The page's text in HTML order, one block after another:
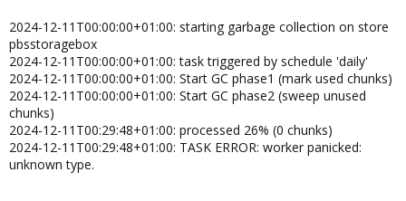
2024-12-11T00:00:00+01:00: starting garbage collection on store
pbsstoragebox
2024-12-11T00:00:00+01:00: task triggered by schedule 'daily'
2024-12-11T00:00:00+01:00: Start GC phase1 (mark used chunks)
2024-12-11T00:00:00+01:00: Start GC phase2 (sweep unused
chunks)
2024-12-11T00:29:48+01:00: processed 26% (0 chunks)
2024-12-11T00:29:48+01:00: TASK ERROR: worker panicked:
unknown type.